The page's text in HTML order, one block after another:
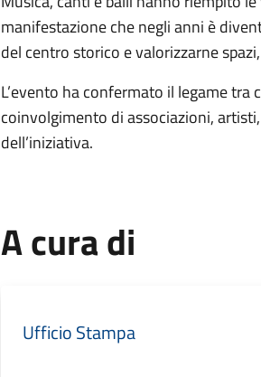
manifestazione che negli anni è
del centro storico e valorizzarne
L’evento ha confermato il legame
coinvolgimento di associazioni,
dell’iniziativa.
A cura di
Ufficio Stampa